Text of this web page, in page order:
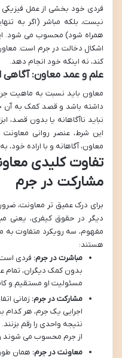
فردی خود بخشی از عمل فیزیکی
نیست، بلکه مباشر (اگر به
همراه شود) محسوب می شود. این
اشکال دخالت در جرم است.
کند، نه اینکه خود انجام دهد.
علم و عمد معاون:
معاون باید نسبت به ماهیت
داشته باشد و قصد کمک به آن
نباید ناآگاهانه یا بدون قصد،
این شرط، عنصر روانی
معاون، آگاهانه و با اراده
تفاوت کلیدی
مشارکت در جرم
برای درک عمیق تر معاونت،
دیگر در حقوق کیفری، یعنی
مفهوم، سه رویکرد متفاوت به
هستند:
مباشرت در جرم: فردی است
بدون کمک دیگران، تمام
مسئولیت او مستقیم و
مشارکت در جرم: زمانی
اجرایی یک جرم، هر کدام
نتیجه واحدی را رقم
از جرم محسوب می شوند
معاونت در جرم: همان